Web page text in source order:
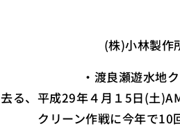
(株)小林製
・渡良瀬遊水地
去る、平成29年４月１5日(土
クリーン作戦に今年で10